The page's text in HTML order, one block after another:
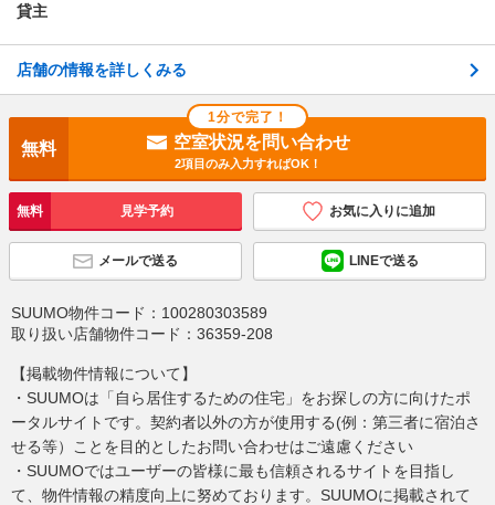
貸主
店舗の情報を詳しくみる
1分で完了！
無料 空室状況を問い合わせ
2項目のみ入力すればOK！
無料 見学予約 お気に入りに追加
メールで送る LINEで送る
SUUMO物件コード： 100280303589
取り扱い店舗物件コード： 36359-208
【掲載物件情報について】
・SUUMOは「自ら居住するための住宅」をお探しの方に向けたポ
ータルサイトです。契約者以外の方が使用する(例：第三者に宿泊さ
せる等）ことを目的としたお問い合わせはご遠慮ください
・SUUMOではユーザーの皆様に最も信頼されるサイトを目指し
て、物件情報の精度向上に努めております。SUUMOに掲載されて